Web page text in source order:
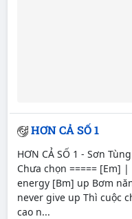
HƠN CẢ SỐ 1
HƠN CẢ SỐ 1 - Sơn
Chưa chọn ===== [Em]
energy [Bm] up Bơm
never give up Thì cuộc
cao n...